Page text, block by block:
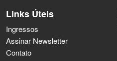
Links Úteis
Ingressos
Assinar Newsletter
Contato